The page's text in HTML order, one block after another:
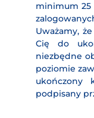
minimum 25
Uważamy,
Cię do
niezbędne
poziomie
ukończony
podpisany